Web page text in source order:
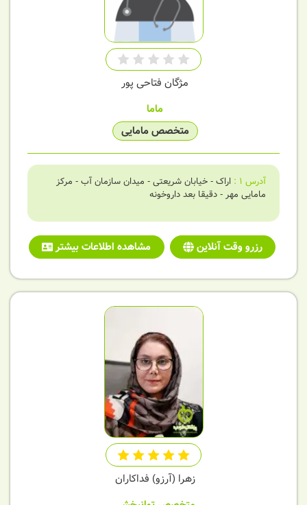
مژگان فتاحی پور
ماما
متخصص مامایی
آدرس 1
: اراک - خیابان شریعتی - میدان سازمان آب - مرکز
مامایی مهر - دقیقا بعد داروخونه
رزرو وقت آنلاین مشاهده اطلاعات بیشتر
زهرا (آرزو) فداکاران